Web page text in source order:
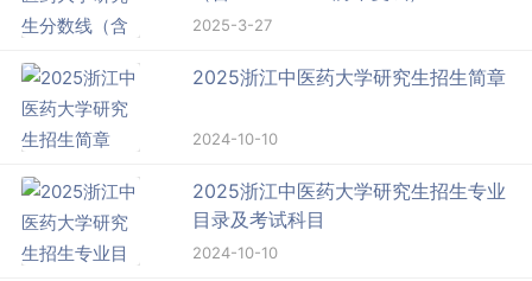
2025-3-27
2025浙江中医药大学研究生招生简章
2024-10-10
2025浙江中医药大学研究生招生专业
目录及考试科目
2024-10-10